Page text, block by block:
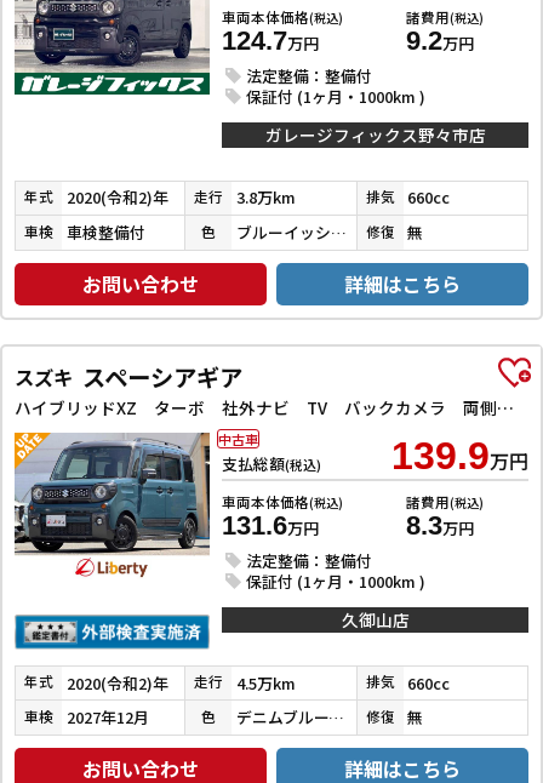
車両本体価格(税込)
124.7万円
諸費用(税込)
9.2万円
法定整備：整備付
保証付 (1ヶ月・1000km )
ガレージフィックス野々市店
年式 2020(令和2)年 走行 3.8万km 排気 660cc
車検 車検整備付 色 ブルーイッシュブラックパール３ 修復 無
お問い合わせ 詳細はこちら
スズキ スペーシアギア
ハイブリッドXZ ターボ 社外ナビ TV バックカメラ 両側電動スライドドア クリアランスソナー オートクルーズコントロール レーンアシスト 衝突被害軽減システム オートライト スマートキー
支払総額(税込) 139.9万円
車両本体価格(税込)
131.6万円
諸費用(税込)
8.3万円
法定整備：整備付
保証付 (1ヶ月・1000km )
中古車
久御山店
年式 2020(令和2)年 走行 4.5万km 排気 660cc
車検 2027年12月 色 デニムブルーメタリック／ブラック 修復 無
お問い合わせ 詳細はこちら